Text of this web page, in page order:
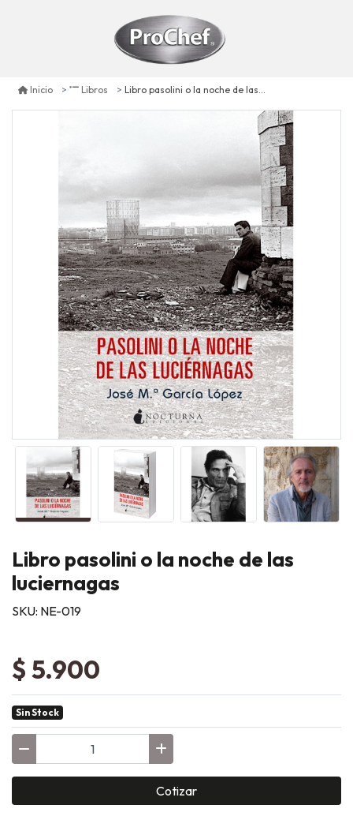
Inicio Libros Libro pasolini o la noche de las luciernagas
Libro pasolini o la noche de las
luciernagas
SKU: NE-019
$ 5.900
Sin Stock
Cotizar